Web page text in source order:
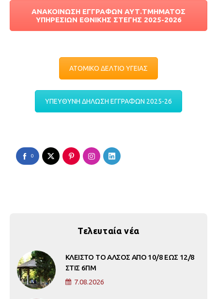
ΑΝΑΚΟΙΝΩΣΗ ΕΓΓΡΑΦΩΝ ΑΥΤ.ΤΜΗΜΑΤΟΣ
ΥΠΗΡΕΣΙΩΝ ΕΘΝΙΚΗΣ ΣΤΕΓΗΣ 2025-2026
ΑΤΟΜΙΚΟ ΔΕΛΤΙΟ ΥΓΕΙΑΣ
ΥΠΕΥΘΥΝΗ ΔΗΛΩΣΗ ΕΓΓΡΑΦΩΝ 2025-26
0
Τελευταία νέα
ΚΛΕΙΣΤΟ ΤΟ ΑΛΣΟΣ ΑΠΟ 10/8 ΕΩΣ 12/8
ΣΤΙΣ 6ΠΜ
7.08.2026